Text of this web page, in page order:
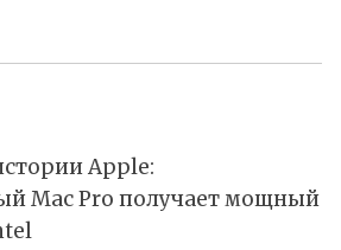
Apple:
Mac Pro получает мощный